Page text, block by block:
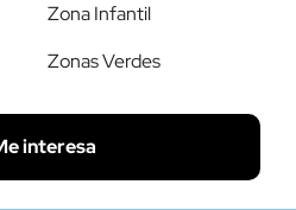
Zona Infantil
Zonas Verdes
interesa